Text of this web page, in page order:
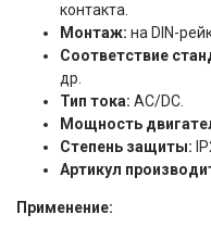
контакта.
Монтаж: на DIN-
Соответствие
др.
Тип тока: AC/DC.
Мощность
Степень защиты:
Артикул
Применение: